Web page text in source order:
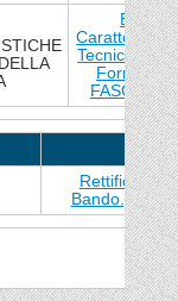
B -
Tecniche
Fornitura
FASCE.pdf
Allegato
Rettifica
Bando.pdf